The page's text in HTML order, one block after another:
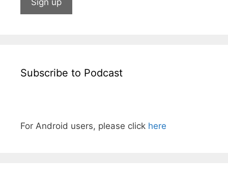
Subscribe to Podcast
For Android users, please click here